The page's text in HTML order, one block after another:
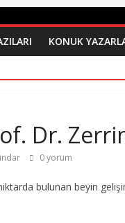
KONUK
Dr.
0 yorum
bulunan beyin